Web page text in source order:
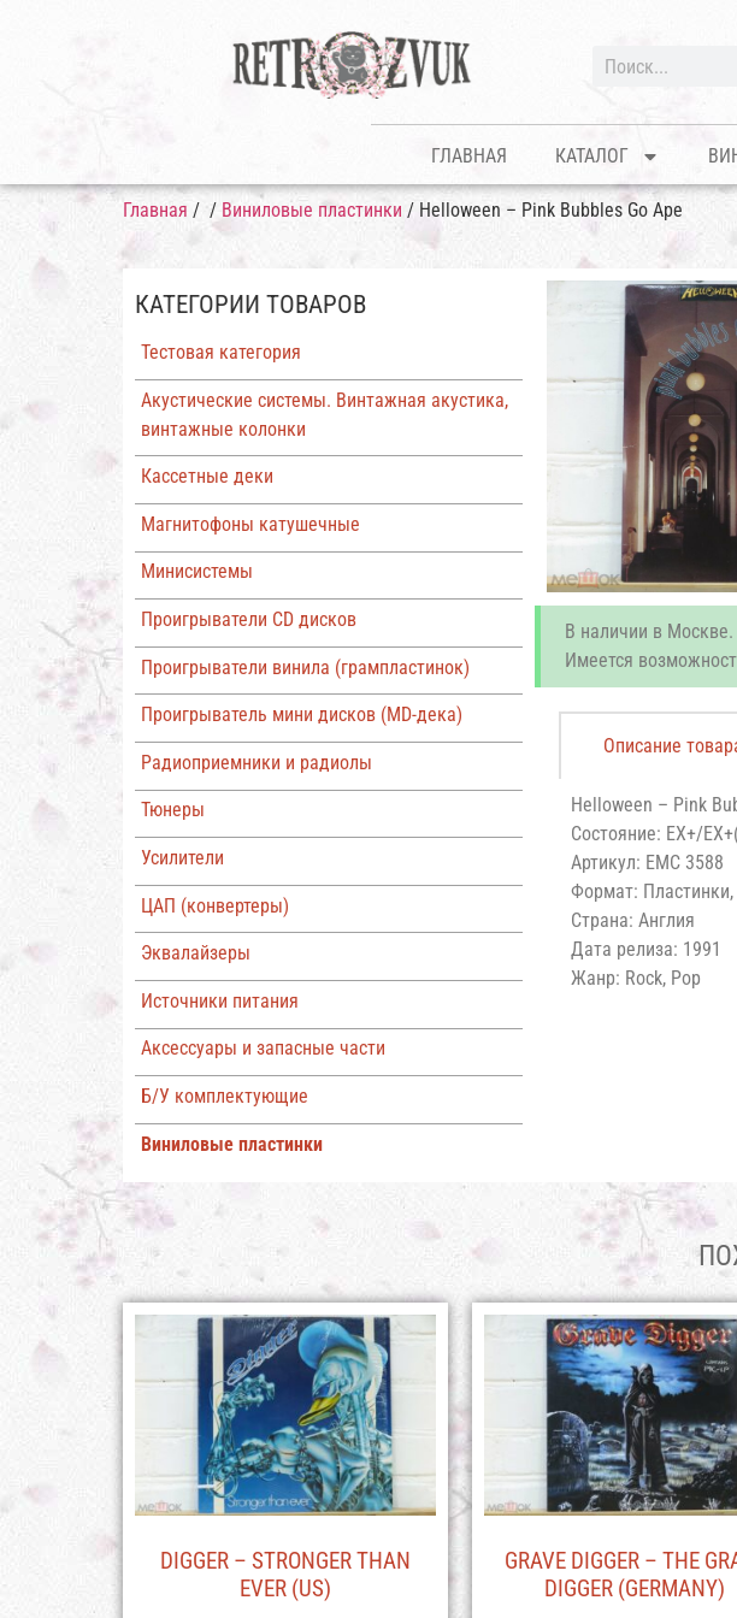
ГЛАВНАЯ КАТАЛОГ
Главная / / Виниловые пластинки / Helloween – Pink Bubbles Go Ape
КАТЕГОРИИ ТОВАРОВ
Тестовая категория
Акустические системы. Винтажная акустика,
винтажные колонки
Кассетные деки
Магнитофоны катушечные
Минисистемы
Проигрыватели CD дисков
Проигрыватели винила (грампластинок)
Проигрыватель мини дисков (MD-дека)
Радиоприемники и радиолы
Тюнеры
Усилители
ЦАП (конвертеры)
Эквалайзеры
Источники питания
Аксессуары и запасные части
Б/У комплектующие
Виниловые пластинки
В наличии в
Имеется
Описание
Helloween – Pink
Состояние: EX+/
Артикул: EMC 3588
Формат: Пластинки,
Страна: Англия
Дата релиза: 1991
Жанр: Rock, Pop
DIGGER – STRONGER THAN
EVER (US)
GRAVE DIGGER – THE
DIGGER (GERMANY)